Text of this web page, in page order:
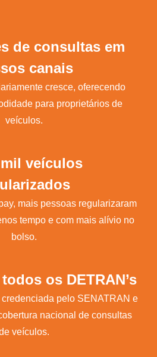
de consultas em
canais
cresce, oferecendo
para proprietários de
veículos.
mil veículos
mais pessoas regularizaram
tempo e com mais alívio no
bolso.
os DETRAN’s
pelo SENATRAN e
nacional de consultas
veículos.